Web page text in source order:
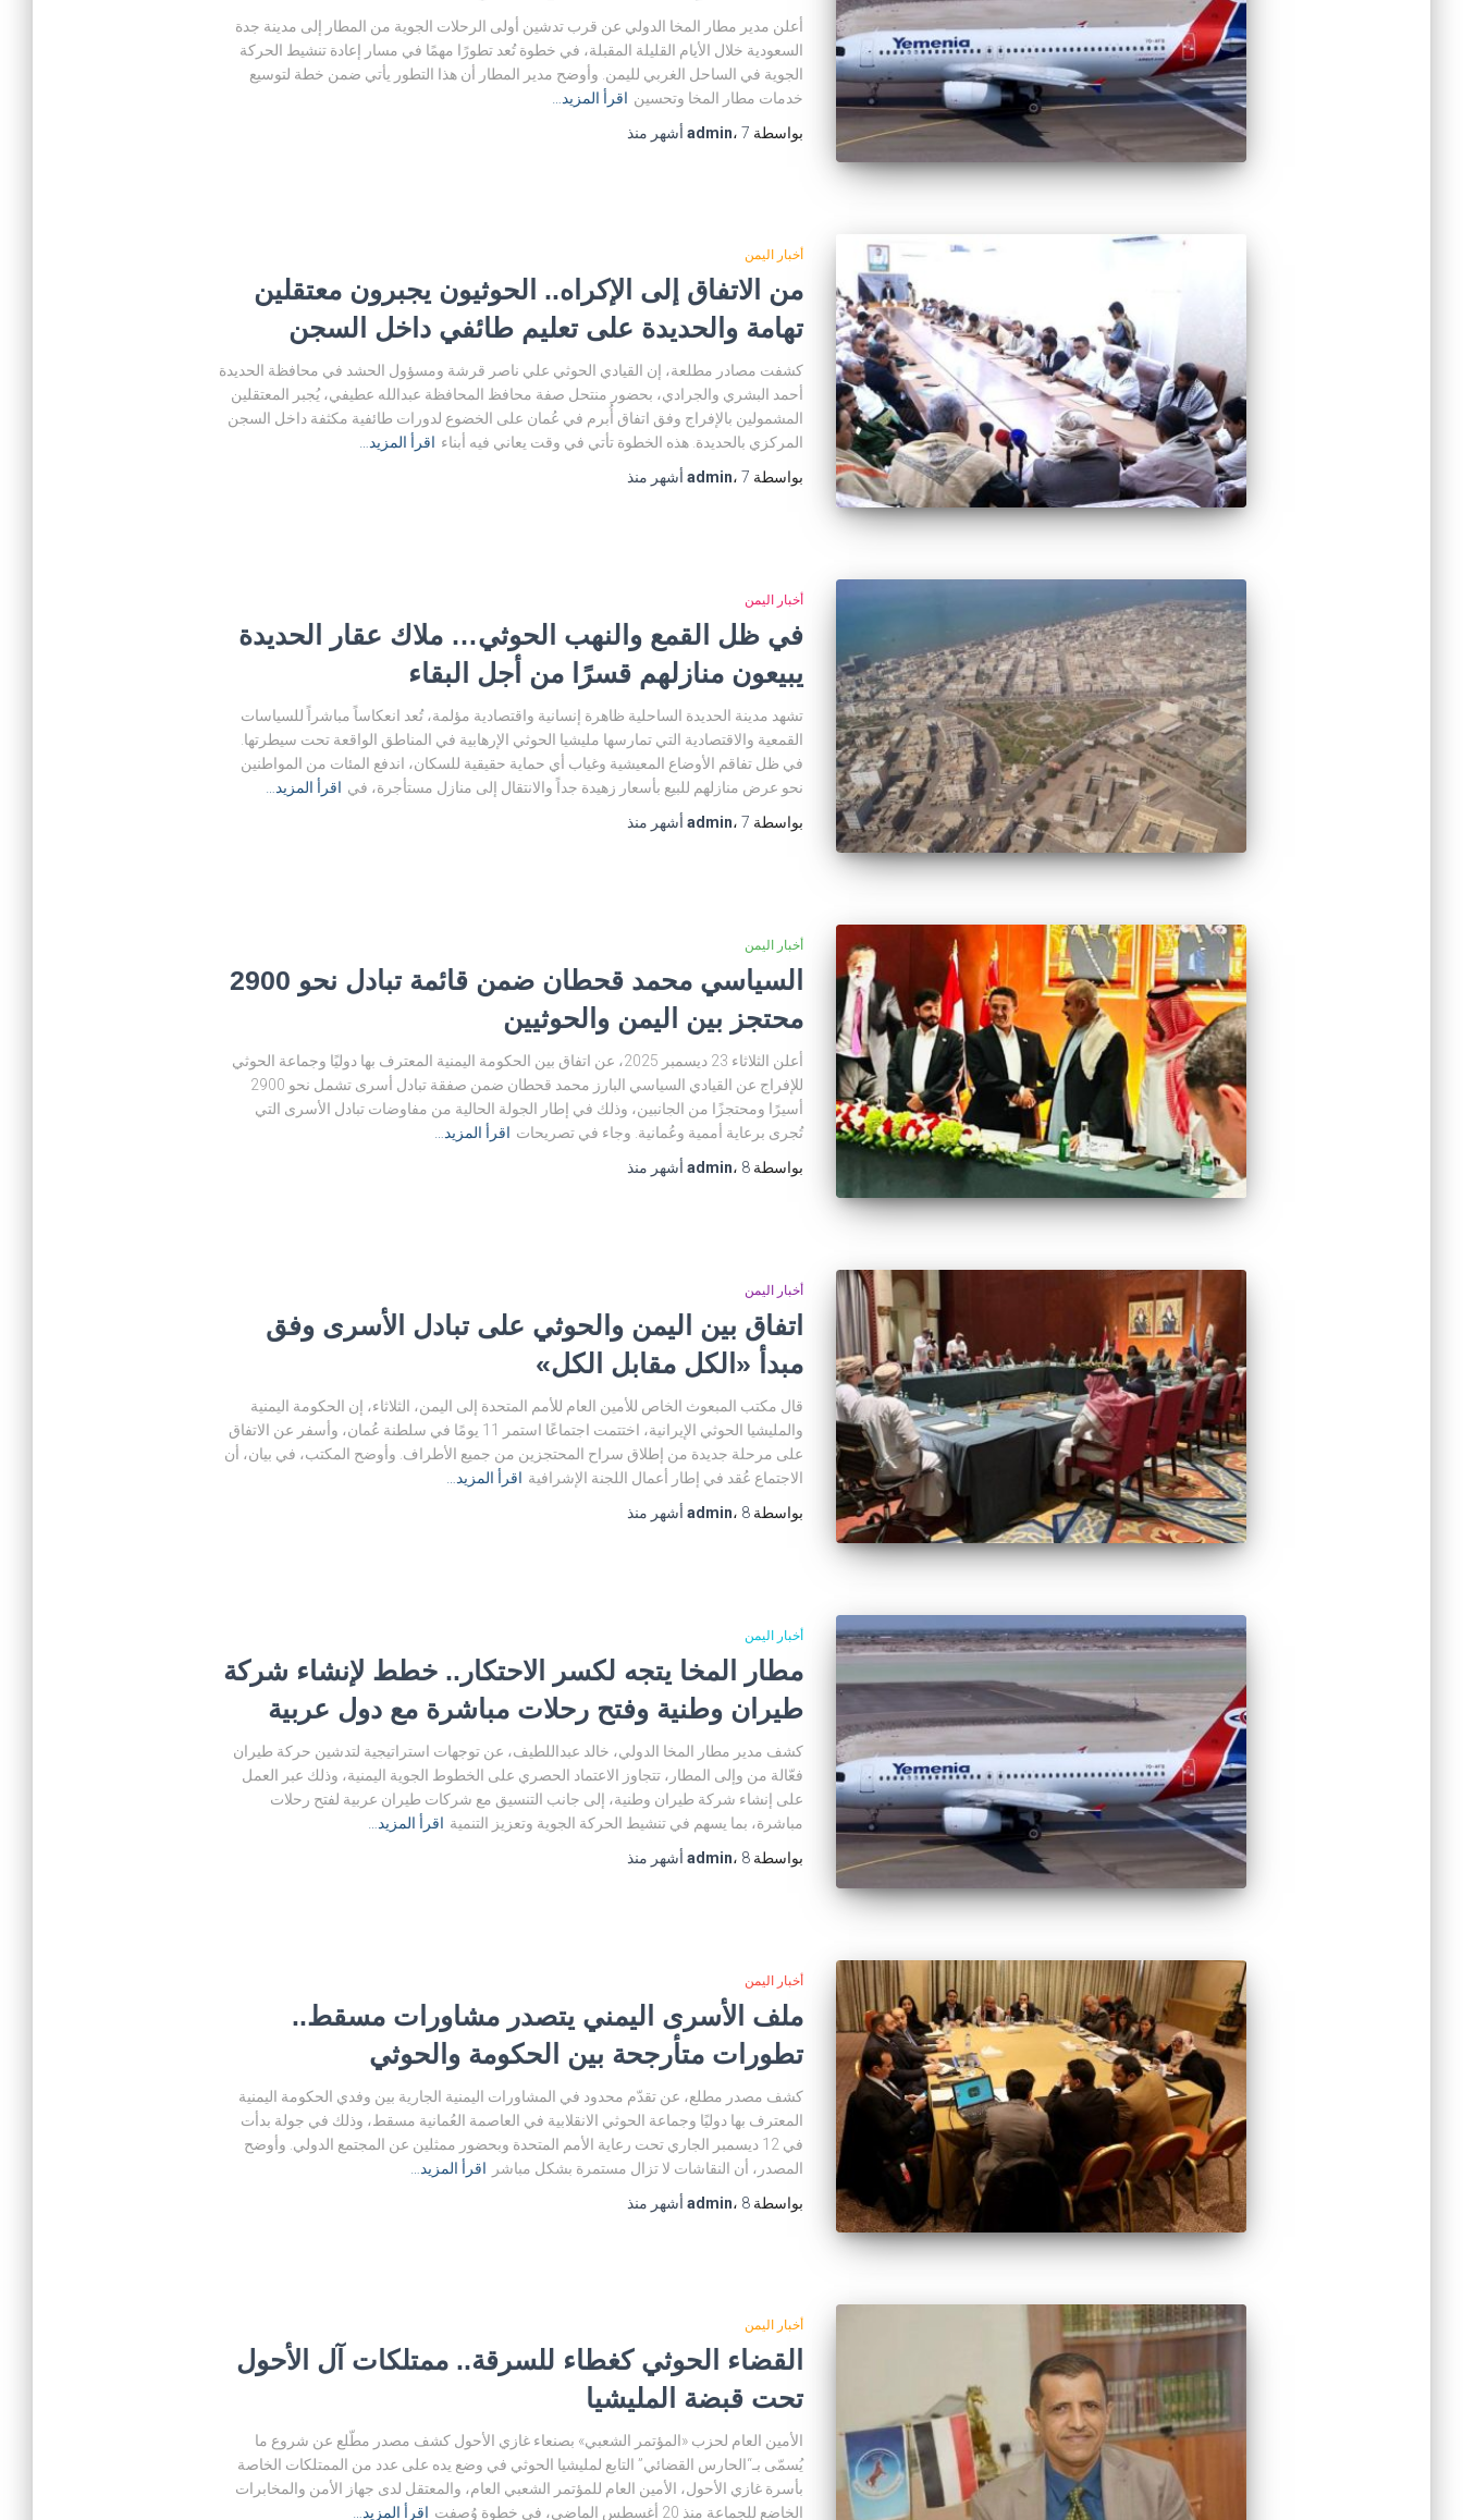
أعلن مدير مطار المخا الدولي عن قرب تدشين أولى الرحلات الجوية من المطار إلى مدينة جدة
السعودية خلال الأيام القليلة المقبلة، في خطوة تُعد تطورًا مهمًا في مسار إعادة تنشيط الحركة
الجوية في الساحل الغربي لليمن. وأوضح مدير المطار أن هذا التطور يأتي ضمن خطة لتوسيع
خدمات مطار المخا وتحسين اقرأ المزيد…
بواسطة
admin،7 أشهر منذ
أخبار اليمن
من الاتفاق إلى الإكراه.. الحوثيون يجبرون معتقلين
تهامة والحديدة على تعليم طائفي داخل السجن
كشفت مصادر مطلعة، إن القيادي الحوثي علي ناصر قرشة ومسؤول الحشد في محافظة الحديدة
أحمد البشري والجرادي، بحضور منتحل صفة محافظ المحافظة عبدالله عطيفي، يُجبر المعتقلين
المشمولين بالإفراج وفق اتفاق أُبرم في عُمان على الخضوع لدورات طائفية مكثفة داخل السجن
المركزي بالحديدة. هذه الخطوة تأتي في وقت يعاني فيه أبناء اقرأ المزيد…
بواسطة
admin،7 أشهر منذ
أخبار اليمن
في ظل القمع والنهب الحوثي… ملاك عقار الحديدة
يبيعون منازلهم قسرًا من أجل البقاء
تشهد مدينة الحديدة الساحلية ظاهرة إنسانية واقتصادية مؤلمة، تُعد انعكاساً مباشراً للسياسات
القمعية والاقتصادية التي تمارسها مليشيا الحوثي الإرهابية في المناطق الواقعة تحت سيطرتها.
في ظل تفاقم الأوضاع المعيشية وغياب أي حماية حقيقية للسكان، اندفع المئات من المواطنين
نحو عرض منازلهم للبيع بأسعار زهيدة جداً والانتقال إلى منازل مستأجرة، في اقرأ المزيد…
بواسطة
admin،7 أشهر منذ
أخبار اليمن
السياسي محمد قحطان ضمن قائمة تبادل نحو 2900
محتجز بين اليمن والحوثيين
أعلن الثلاثاء 23 ديسمبر 2025، عن اتفاق بين الحكومة اليمنية المعترف بها دوليًا وجماعة الحوثي
للإفراج عن القيادي السياسي البارز محمد قحطان ضمن صفقة تبادل أسرى تشمل نحو 2900
أسيرًا ومحتجزًا من الجانبين، وذلك في إطار الجولة الحالية من مفاوضات تبادل الأسرى التي
تُجرى برعاية أممية وعُمانية. وجاء في تصريحات اقرأ المزيد…
بواسطة
admin، 8 أشهر منذ
أخبار اليمن
اتفاق بين اليمن والحوثي على تبادل الأسرى وفق
مبدأ «الكل مقابل الكل»
قال مكتب المبعوث الخاص للأمين العام للأمم المتحدة إلى اليمن، الثلاثاء، إن الحكومة اليمنية
والمليشيا الحوثي الإيرانية، اختتمت اجتماعًا استمر 11 يومًا في سلطنة عُمان، وأسفر عن الاتفاق
على مرحلة جديدة من إطلاق سراح المحتجزين من جميع الأطراف. وأوضح المكتب، في بيان، أن
الاجتماع عُقد في إطار أعمال اللجنة الإشرافية اقرأ المزيد…
بواسطة
admin، 8 أشهر منذ
أخبار اليمن
مطار المخا يتجه لكسر الاحتكار.. خطط لإنشاء شركة
طيران وطنية وفتح رحلات مباشرة مع دول عربية
كشف مدير مطار المخا الدولي، خالد عبداللطيف، عن توجهات استراتيجية لتدشين حركة طيران
فعّالة من وإلى المطار، تتجاوز الاعتماد الحصري على الخطوط الجوية اليمنية، وذلك عبر العمل
على إنشاء شركة طيران وطنية، إلى جانب التنسيق مع شركات طيران عربية لفتح رحلات
مباشرة، بما يسهم في تنشيط الحركة الجوية وتعزيز التنمية اقرأ المزيد…
بواسطة
admin، 8 أشهر منذ
أخبار اليمن
ملف الأسرى اليمني يتصدر مشاورات مسقط..
تطورات متأرجحة بين الحكومة والحوثي
كشف مصدر مطلع، عن تقدّم محدود في المشاورات اليمنية الجارية بين وفدي الحكومة اليمنية
المعترف بها دوليًا وجماعة الحوثي الانقلابية في العاصمة العُمانية مسقط، وذلك في جولة بدأت
في 12 ديسمبر الجاري تحت رعاية الأمم المتحدة وبحضور ممثلين عن المجتمع الدولي. وأوضح
المصدر، أن النقاشات لا تزال مستمرة بشكل مباشر
اقرأ المزيد…
بواسطة
admin، 8 أشهر منذ
أخبار اليمن
القضاء الحوثي كغطاء للسرقة.. ممتلكات آل الأحول
تحت قبضة المليشيا
الأمين العام لحزب «المؤتمر الشعبي» بصنعاء غازي الأحول كشف مصدر مطّلع عن شروع ما
يُسمّى بـ“الحارس القضائي” التابع لمليشيا الحوثي في وضع يده على عدد من الممتلكات الخاصة
بأسرة غازي الأحول، الأمين العام للمؤتمر الشعبي العام، والمعتقل لدى جهاز الأمن والمخابرات
الخاضع للجماعة منذ 20 أغسطس الماضي، في خطوة وُصفت
اقرأ المزيد…